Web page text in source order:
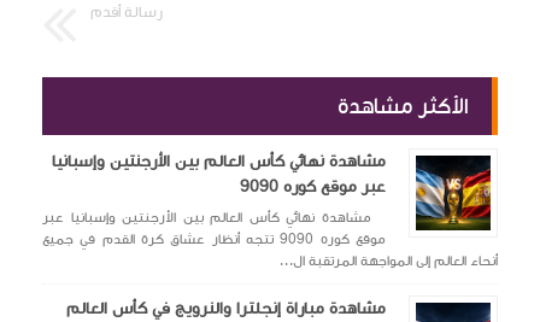
رسالة أقدم
الأكثر مشاهدة
مشاهدة نهائي كأس العالم بين الأرجنتين وإسبانيا
عبر موقع كوره 9090
مشاهدة نهائي كأس العالم بين الأرجنتين وإسبانيا عبر
موقع كوره 9090 تتجه أنظار عشاق كرة القدم في جميع
أنحاء العالم إلى المواجهة المرتقبة ال...
مشاهدة مباراة إنجلترا والنرويج في كأس العالم